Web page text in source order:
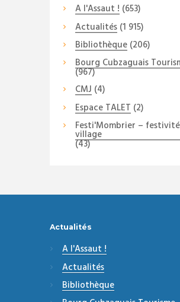
A l'Assaut ! (653)
Actualités(1 915)
Bibliothèque(206)
Bourg Cubzaguais
(967)
CMJ (4)
Espace TALET (2)
Festi'Mombrier –
village
(43)
Actualités
A l'Assaut !
Actualités
Bibliothèque